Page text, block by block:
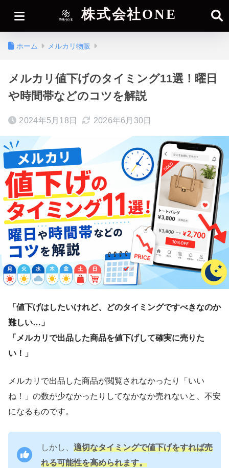
株式会社ONE
ホーム メルカリ物販
メルカリ値下げのタイミング11選！曜日
や時間帯などのコツを解説
2024年5月18日 2026年6月30日
「値下げはしたいけれど、どのタイミングですべきなのか
難しい…」
「メルカリで出品した商品を値下げして確実に売りた
い！」
メルカリで出品した商品が閲覧されなかったり「いい
ね！」の数が少なかったりしてなかなか売れないと、不安
になるものです。
しかし、 適切なタイミングで値下げをすれば売
れる可能性を高められます。